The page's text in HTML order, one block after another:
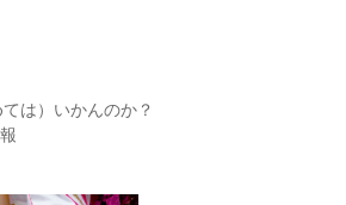
は）いかんのか？